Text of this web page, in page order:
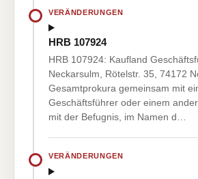
VERÄNDERUNGEN
HRB 107924
HRB 107924: Kaufland
Neckarsulm, Rötelstr. 35, 74172
Gesamtprokura gemeinsam mit
Geschäftsführer oder einem
mit der Befugnis, im Namen d…
VERÄNDERUNGEN